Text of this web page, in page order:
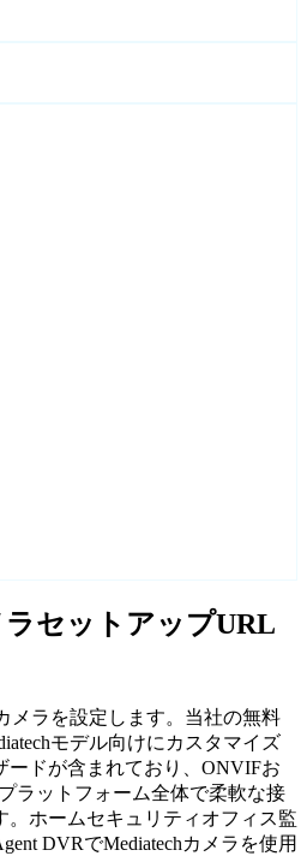
セットアップURL
メラを設定します。当社の無料
モデル向けにカスタマイズ
ードが含まれており、ONVIFお
ラットフォーム全体で柔軟な接
。ホームセキュリティオフィス監
DVRでMediatechカメラを使用